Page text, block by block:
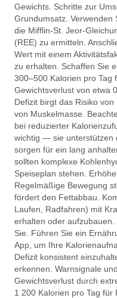
Gewichts. Schritte zur
Grundumsatz. Verwenden
die Mifflin‑St.
(REE) zu ermitteln.
Wert mit einem
zu erhalten. Schaffen Sie
300–500 Kalorien pro Tag
Gewichtsverlust von etwa
Defizit birgt das Risiko
von Muskelmasse.
bei reduzierter
wichtig — sie unterstützen
sorgen für ein lang
sollten komplexe
Speiseplan stehen.
Regelmäßige Bewegung
fördert den Fettabbau.
Laufen, Radfahren) mit
erhalten oder
Sie. Führen Sie ein
App, um Ihre
Defizit konsistent
erkennen. Warnsignale
Gewichtsverlust durch
1 200 Kalorien pro Tag